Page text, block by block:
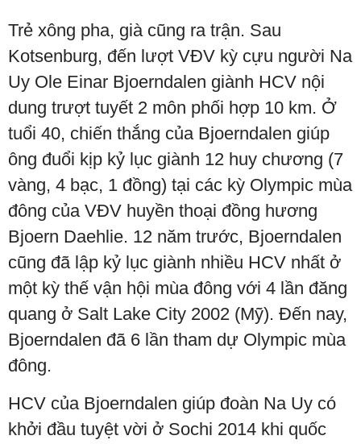
Trẻ xông pha, già cũng ra trận. Sau
Kotsenburg, đến lượt VĐV kỳ cựu người Na
Uy Ole Einar Bjoerndalen giành HCV nội
dung trượt tuyết 2 môn phối hợp 10 km. Ở
tuổi 40, chiến thắng của Bjoerndalen giúp
ông đuổi kịp kỷ lục giành 12 huy chương (7
vàng, 4 bạc, 1 đồng) tại các kỳ Olympic mùa
đông của VĐV huyền thoại đồng hương
Bjoern Daehlie. 12 năm trước, Bjoerndalen
cũng đã lập kỷ lục giành nhiều HCV nhất ở
một kỳ thế vận hội mùa đông với 4 lần đăng
quang ở Salt Lake City 2002 (Mỹ). Đến nay,
Bjoerndalen đã 6 lần tham dự Olympic mùa
đông.
HCV của Bjoerndalen giúp đoàn Na Uy có
khởi đầu tuyệt vời ở Sochi 2014 khi quốc